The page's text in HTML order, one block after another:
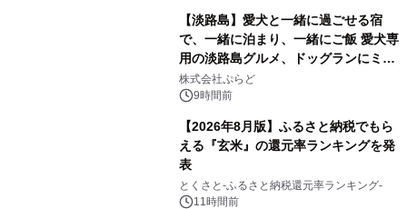
【淡路島】愛犬と一緒に過ごせる宿
で、一緒に泊まり、一緒にご飯 愛犬専
用の淡路島グルメ、ドッグランにミニ
プール グランピングとトレーラーハウ
スの2施設で
株式会社ぷらど
9時間前
【2026年8月版】ふるさと納税でもら
える『玄米』の還元率ランキングを発
表
とくさと-ふるさと納税還元率ランキング-
11時間前